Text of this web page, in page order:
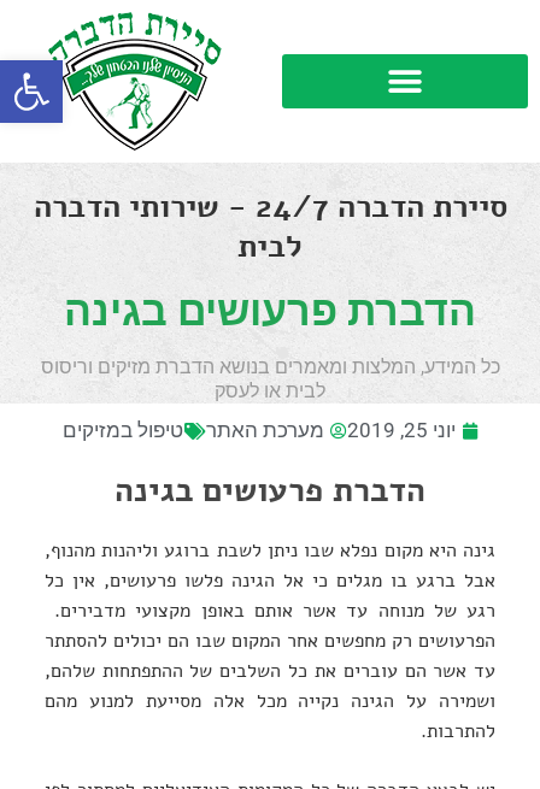
פתח
סיירת הדברה 24/7 - שירותי הדברה
לבית
הדברת פרעושים בגינה
כל המידע, המלצות ומאמרים בנושא הדברת מזיקים וריסוס
לבית או לעסק
יוני 25, 2019 מערכת האתר טיפול במזיקים
הדברת פרעושים בגינה
גינה היא מקום נפלא שבו ניתן לשבת ברוגע וליהנות מהנוף,
אבל ברגע בו מגלים כי אל הגינה פלשו פרעושים, אין כל
רגע של מנוחה עד אשר אותם באופן מקצועי מדבירים.
הפרעושים רק מחפשים אחר המקום שבו הם יכולים להסתתר
עד אשר הם עוברים את כל השלבים של ההתפתחות שלהם,
ושמירה על הגינה נקייה מכל אלה מסייעת למנוע מהם
להתרבות.